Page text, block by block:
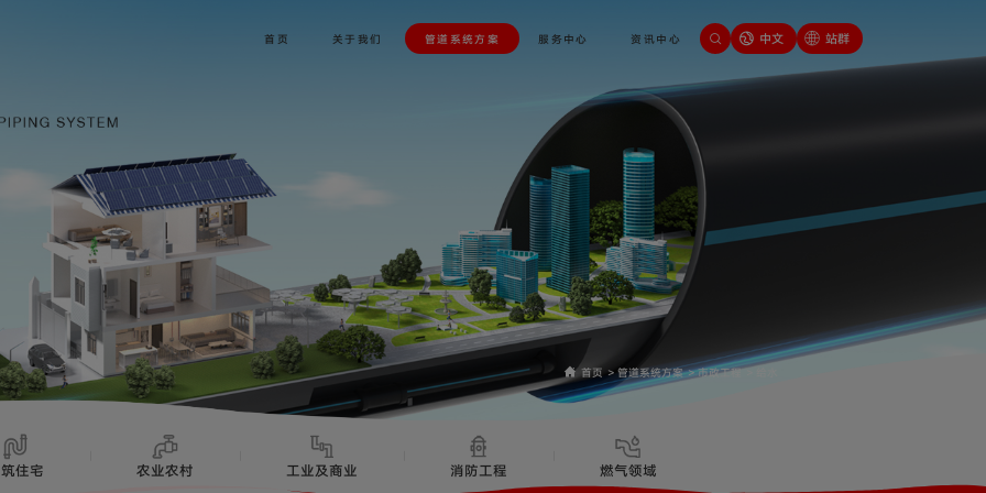
首页 关于我们 管道系统方案 服务中心 资讯中心 中文 站群
首页 > 管道系统方案 > 市政工程 >
住宅 农业农村 工业及商业 消防工程 燃气领域